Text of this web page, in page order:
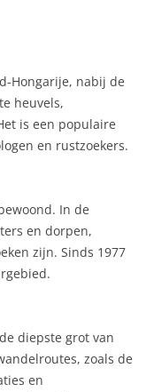
Hongarije, nabij de
heuvels,
is een populaire
en rustzoekers.
In de
en dorpen,
zijn. Sinds 1977
diepste grot van
zoals de
en